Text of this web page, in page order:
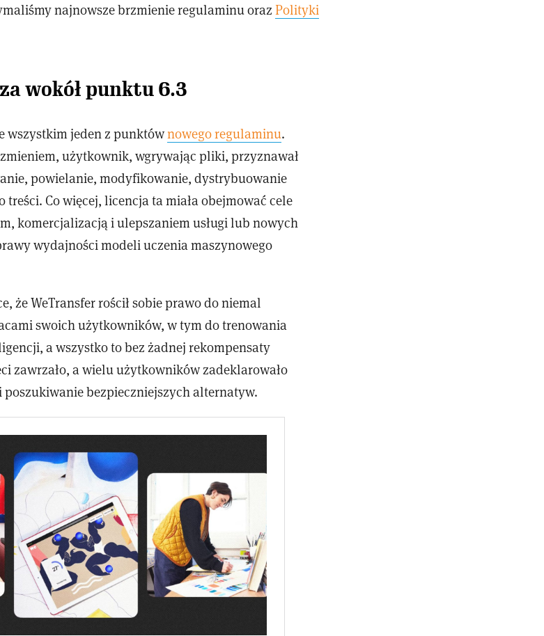
najnowsze brzmienie regulaminu oraz Polityki
wokół punktu 6.3
wszystkim jeden z punktównowego regulaminu.
użytkownik, wgrywając pliki, przyznawał
powielanie, modyfikowanie, dystrybuowanie
Co więcej, licencja ta miała obejmować cele
komercjalizacją i ulepszaniem usługi lub nowych
wydajności modeli uczenia maszynowego
że WeTransfer rościł sobie prawo do niemal
swoich użytkowników, w tym do trenowania
a wszystko to bez żadnej rekompensaty
zawrzało, a wielu użytkowników zadeklarowało
poszukiwanie bezpieczniejszych alternatyw.